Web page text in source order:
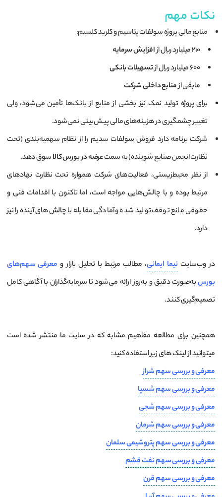
نکات مهم
منابع مالی پروژه سولفات پتاسیم و کلرید کلسیم:
۲۱۰ میلیارد ریال از
افزایش سرمایه
۶۰۰ میلیارد ریال از
تسهیلات بانکی
مابقی ازمنابع داخلی شرکت
برای پروژه تولید نمک نیز بخشی از منابع از بانک‌ها تأمین می‌شود، ولی
تغییر چشمگیری در هزینه‌های مالی پیش‌بینی نمی‌شود.
شرکت برنامه دارد فروش سولفات سدیم را از نظام سهمیه‌بندی (تحت
نظارت انجمن صنایع شوینده) به سمتعرضه در بورس کالاسوق دهد.
از نظر محیط‌زیستی، فعالیت‌های شرکت همواره تحت نظارت نهادهای
مرتبط بوده و با چالش‌هایی مواجه است، اما تاکنون با اقدامات فنی و
حقوقی مانع توقف تولید شده و آمادگی مقابله با چالش‌های آینده را نیز
دارد.
در وب‌سایتنیما ایمانی، مطالب مرتبط با تحلیل بازار و معرفی سهم‌های
بورسبه‌صورت دقیق و به‌روز ارائه می‌شود تا سرمایه‌گذاران با آگاهی کامل
تصمیم‌گیری کنند.
همچنین برای مطالعه مفاهیم مشابه که در سایت ما منتشر شده است
میتوانید از لینک های زیر استفاده کنید:
معرفی و بررسی سهم شراز
معرفی و بررسی سهم شسپا
معرفی و بررسی سهم شجی
معرفی و بررسی سهم شرمان
معرفی و بررسی سهم پتروشیمی سلمان
معرفی و بررسی سهم نفت قشم
معرفی و بررسی سهم قرن